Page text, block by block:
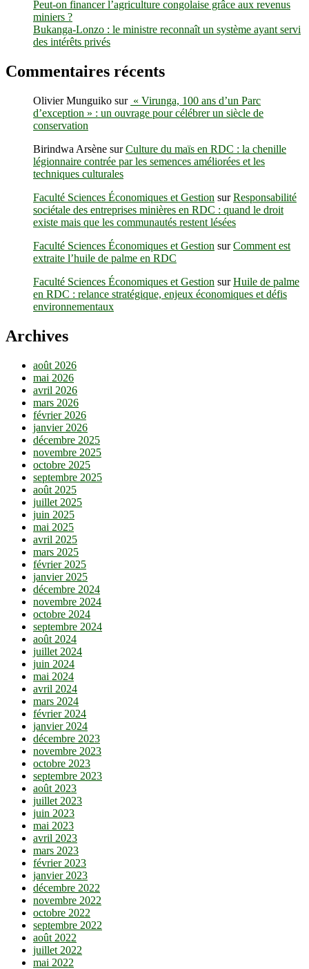
Peut-on financer l’agriculture congolaise grâce aux revenus
miniers ?
Bukanga-Lonzo : le ministre reconnaît un système ayant servi
des intérêts privés
Commentaires récents
Olivier Munguiko sur « Virunga, 100 ans d’un Parc
d’exception » : un ouvrage pour célébrer un siècle de
conservation
Birindwa Arsène surCulture du maïs en RDC : la chenille
légionnaire contrée par les semences améliorées et les
techniques culturales
Faculté Sciences Économiques et Gestion surResponsabilité
sociétale des entreprises minières en RDC : quand le droit
existe mais que les communautés restent lésées
Faculté Sciences Économiques et Gestion surComment est
extraite l’huile de palme en RDC
Faculté Sciences Économiques et Gestion surHuile de palme
en RDC : relance stratégique, enjeux économiques et défis
environnementaux
Archives
août 2026
mai 2026
avril 2026
mars 2026
février 2026
janvier 2026
décembre 2025
novembre 2025
octobre 2025
septembre 2025
août 2025
juillet 2025
juin 2025
mai 2025
avril 2025
mars 2025
février 2025
janvier 2025
décembre 2024
novembre 2024
octobre 2024
septembre 2024
août 2024
juillet 2024
juin 2024
mai 2024
avril 2024
mars 2024
février 2024
janvier 2024
décembre 2023
novembre 2023
octobre 2023
septembre 2023
août 2023
juillet 2023
juin 2023
mai 2023
avril 2023
mars 2023
février 2023
janvier 2023
décembre 2022
novembre 2022
octobre 2022
septembre 2022
août 2022
juillet 2022
mai 2022